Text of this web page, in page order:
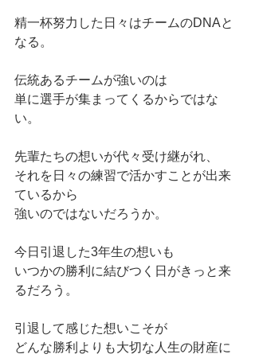
精一杯努力した日々はチームのDNAと
なる。
伝統あるチームが強いのは
単に選手が集まってくるからではな
い。
先輩たちの想いが代々受け継がれ、
それを日々の練習で活かすことが出来
ているから
強いのではないだろうか。
今日引退した3年生の想いも
いつかの勝利に結びつく日がきっと来
るだろう。
引退して感じた想いこそが
どんな勝利よりも大切な人生の財産に